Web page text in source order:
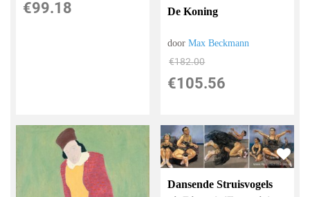
€99.18 De Koning
doorMax Beckmann
€182.00
€105.56
Dansende Struisvogels